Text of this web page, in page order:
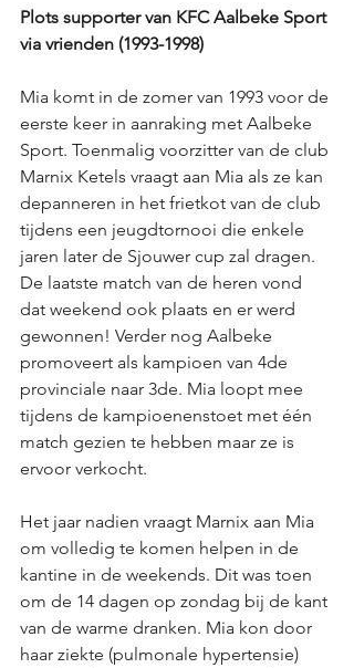
Plots supporter van KFC Aalbeke Sport
via vrienden (1993-1998)
Mia komt in de zomer van 1993 voor de
eerste keer in aanraking met Aalbeke
Sport. Toenmalig voorzitter van de club
Marnix Ketels vraagt aan Mia als ze kan
depanneren in het frietkot van de club
tijdens een jeugdtornooi die enkele
jaren later de Sjouwer cup zal dragen.
De laatste match van de heren vond
dat weekend ook plaats en er werd
gewonnen! Verder nog Aalbeke
promoveert als kampioen van 4de
provinciale naar 3de. Mia loopt mee
tijdens de kampioenenstoet met één
match gezien te hebben maar ze is
ervoor verkocht.
Het jaar nadien vraagt Marnix aan Mia
om volledig te komen helpen in de
kantine in de weekends. Dit was toen
om de 14 dagen op zondag bij de kant
van de warme dranken. Mia kon door
haar ziekte (pulmonale hypertensie)